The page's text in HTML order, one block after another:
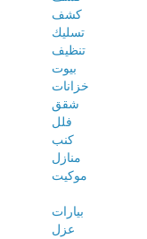
كشف
تسليك
تنظيف
بيوت
خزانات
شقق
فلل
كنب
منازل
موكيت
بيارات
عزل